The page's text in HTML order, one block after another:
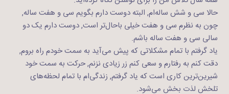
حالا سی و شش ساله‌ام, البته دوست دارم بگویم سی و هفت ساله,
چون به نظرم سی و هفت خیلی باحال‌تر است, دوست دارم یک دو
سالی سی و هفت ساله باشم.
یاد گرفتم با تمام مشکلاتی که پیش می‌آید به سمت خودم راه بروم,
دقت کنم به رفتارم و سعی کنم زر زیادی نزنم, حرکت به سمت خود
شیرین‌ترین کاری است که یاد گرفتم, زندگی‌ام با تمام لحظه‌های
تلخش لذت بخش می‌شود.